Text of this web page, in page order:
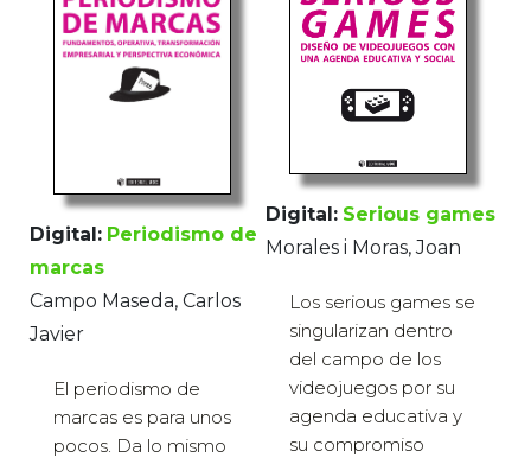
Digital: Periodismo de
marcas
Campo Maseda, Carlos
Javier
El periodismo de
marcas es para unos
pocos. Da lo mismo
Digital: Serious games
Morales i Moras, Joan
Los serious games se
singularizan dentro
del campo de los
videojuegos por su
agenda educativa y
su compromiso